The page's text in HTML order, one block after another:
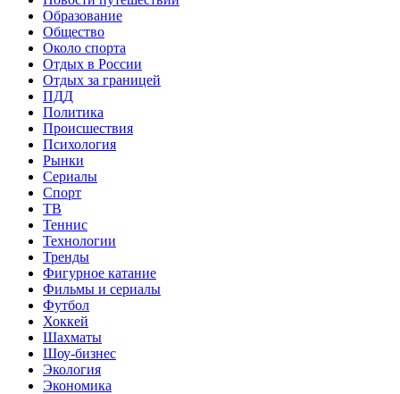
Образование
Общество
Около спорта
Отдых в России
Отдых за границей
ПДД
Политика
Происшествия
Психология
Рынки
Сериалы
Спорт
ТВ
Теннис
Технологии
Тренды
Фигурное катание
Фильмы и сериалы
Футбол
Хоккей
Шахматы
Шоу-бизнес
Экология
Экономика